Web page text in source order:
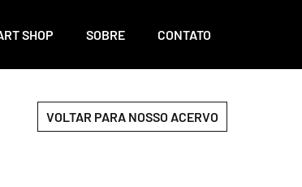
SHOP SOBRE CONTATO
VOLTAR PARA NOSSO ACERVO